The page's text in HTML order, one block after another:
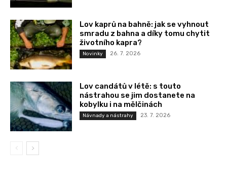
Lov kaprů na bahně: jak se vyhnout
smradu z bahna a díky tomu chytit
životního kapra?
Novinky 26. 7. 2026
Lov candátů v létě: s touto
nástrahou se jim dostanete na
kobylku i na mělčinách
Návnady a nástrahy 23. 7. 2026